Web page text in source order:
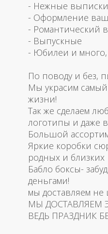
- Нежные
- Оформление
- Романтический
- Выпускные
- Юбилеи и много,
По поводу и без,
Мы украсим
жизни!
Так же сделаем
логотипы и
Большой
Яркие коробки
родных и близких
Бабло боксы-
деньгами!
мы доставляем
МЫ ДОСТАВЛЯЕМ
ВЕДЬ ПРАЗДНИК